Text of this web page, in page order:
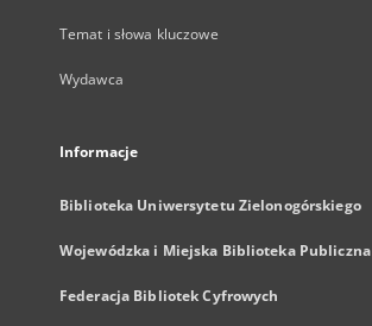
Temat i słowa kluczowe
Wydawca
Informacje
Biblioteka Uniwersytetu Zielonogórskiego
Wojewódzka i Miejska Biblioteka Publiczna
Federacja Bibliotek Cyfrowych